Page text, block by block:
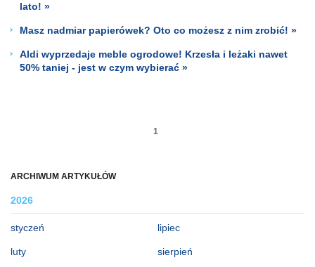
ARCHIWUM ARTYKUŁÓW
2026
styczeń
luty
lipiec
sierpień
lato! »
Masz nadmiar papierówek? Oto co możesz z nim zrobić! »
Aldi wyprzedaje meble ogrodowe! Krzesła i leżaki nawet
50% taniej - jest w czym wybierać »
1